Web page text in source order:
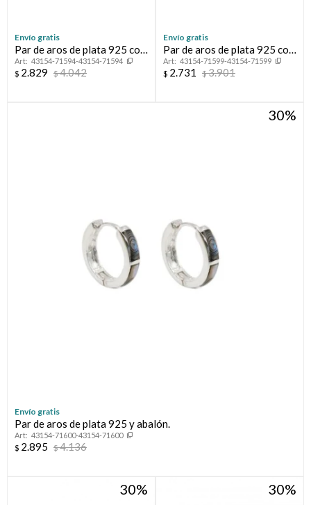
Envío gratis
Par de aros de plata 925 con
nácar.43154-71594-43154-71594
$ 2.829 $4.042
Envío gratis
Par de aros de plata 925 con
nácar.43154-71599-43154-71599
$ 2.731 $3.901
30
Envío gratis
Par de aros de plata 925 y abalón.
43154-71600-43154-71600
$ 2.895 $4.136
30 30